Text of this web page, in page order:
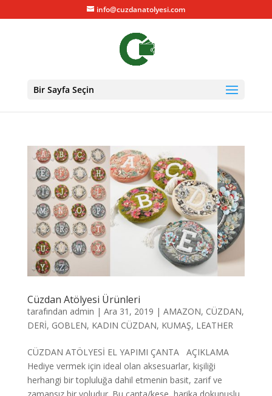
info@cuzdanatolyesi.com
Bir Sayfa Seçin
Cüzdan Atölyesi Ürünleri
tarafından admin | Ara 31, 2019 | AMAZON, CÜZDAN,
DERİ, GOBLEN, KADIN CÜZDAN, KUMAŞ, LEATHER
CÜZDAN ATÖLYESİ EL YAPIMI ÇANTA AÇIKLAMA
Hediye vermek için ideal olan aksesuarlar, kişiliği
herhangi bir topluluğa dahil etmenin basit, zarif ve